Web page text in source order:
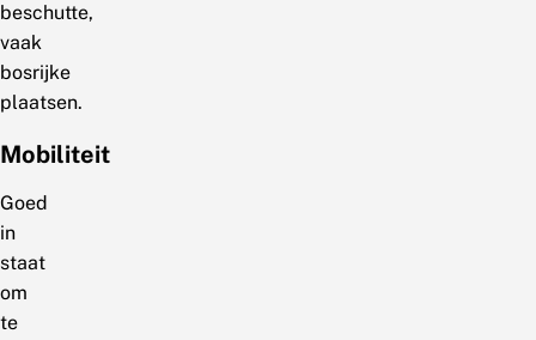
beschutte,
vaak
bosrijke
plaatsen.
Mobiliteit
Goed
in
staat
om
te